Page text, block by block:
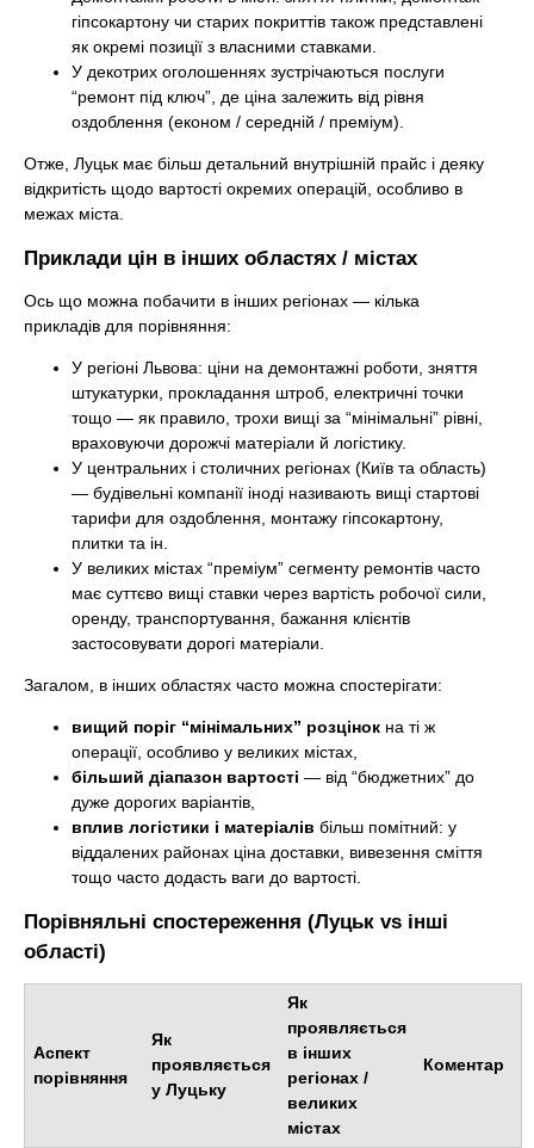
гіпсокартону чи старих покриттів також представлені
як окремі позиції з власними ставками.
У декотрих оголошеннях зустрічаються послуги
“ремонт під ключ”, де ціна залежить від рівня
оздоблення (економ / середній / преміум).
Отже, Луцьк має більш детальний внутрішній прайс і деяку
відкритість щодо вартості окремих операцій, особливо в
межах міста.
Приклади цін в інших областях / містах
Ось що можна побачити в інших регіонах — кілька
прикладів для порівняння:
У регіоні Львова: ціни на демонтажні роботи, зняття
штукатурки, прокладання штроб, електричні точки
тощо — як правило, трохи вищі за “мінімальні” рівні,
враховуючи дорожчі матеріали й логістику.
У центральних і столичних регіонах (Київ та область)
— будівельні компанії іноді називають вищі стартові
тарифи для оздоблення, монтажу гіпсокартону,
плитки та ін.
У великих містах “преміум” сегменту ремонтів часто
має суттєво вищі ставки через вартість робочої сили,
оренду, транспортування, бажання клієнтів
застосовувати дорогі матеріали.
Загалом, в інших областях часто можна спостерігати:
вищий поріг “мінімальних” розцінок на ті ж
операції, особливо у великих містах,
більший діапазон вартості — від “бюджетних” до
дуже дорогих варіантів,
вплив логістики і матеріалів більш помітний: у
віддалених районах ціна доставки, вивезення сміття
тощо часто додасть ваги до вартості.
Порівняльні спостереження (Луцьк vs інші
області)
Аспект
порівняння
Як
проявляється
у Луцьку
Як
проявляється
в інших
регіонах /
великих
містах
Коментар